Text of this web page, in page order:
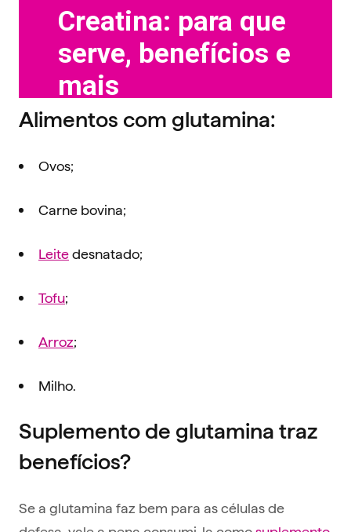
Alimentos com glutamina:
Ovos;
Carne bovina;
Leitedesnatado;
Tofu;
Arroz;
Milho.
Suplemento de glutamina traz
benefícios?
Se a glutamina faz bem para as células de